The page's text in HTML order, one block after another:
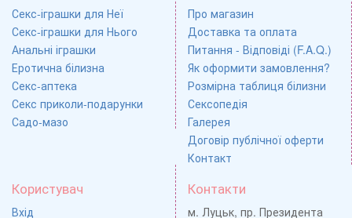
Секс-іграшки для Неї
Секс-іграшки для Нього
Анальні іграшки
Еротична білизна
Секс-аптека
Секс приколи-подарунки
Садо-мазо
Про магазин
Доставка та оплата
Питання - Відповіді (F.A.Q.)
Як оформити замовлення?
Розмірна таблиця білизни
Сексопедія
Галерея
Договір публічної оферти
Контакт
Користувач
Вхід
Контакти
м. Луцьк, пр. Президента